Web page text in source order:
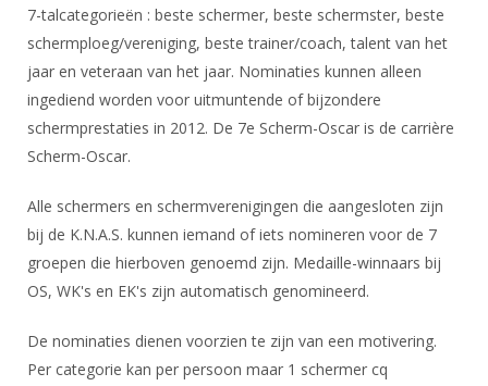
Forums
Maandelijks archief
Evenement
Gebruiksvoorwaarden
Handleiding
Historie
Reglementen
Ledencijfers
Sponsors en Partners
Bestuur
Commissies
Ereleden
Leden van Verdiensten
Vacatures
Recreatiesport
Veteranen
Lichtzwaardschermen
Wedstrijdsport
Inschrijven
Reglementen
Schermpaspoort
Nieuws
NK's
Oranje
DBT
FBT
SBT
Talentontwikkeling
Atletencommissie
Voor de jeugd
Spreekbeurtpakket
Ouders en vereniging
Jeugdkampen
Voor coaches en leraren
Nieuws
Nationale opleidingen
Internationale opleidingen
Forums
Forums
Schermforum
Nieuws
Contact
7-talcategorieën : beste schermer, beste schermster, beste
schermploeg/vereniging, beste trainer/coach, talent van het
jaar en veteraan van het jaar. Nominaties kunnen alleen
ingediend worden voor uitmuntende of bijzondere
schermprestaties in 2012. De 7e Scherm-Oscar is de carrière
Scherm-Oscar.
Alle schermers en schermverenigingen die aangesloten zijn
bij de K.N.A.S. kunnen iemand of iets nomineren voor de 7
groepen die hierboven genoemd zijn. Medaille-winnaars bij
OS, WK's en EK's zijn automatisch genomineerd.
De nominaties dienen voorzien te zijn van een motivering.
Per categorie kan per persoon maar 1 schermer cq